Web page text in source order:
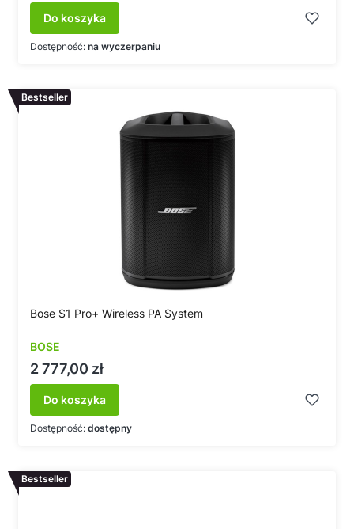
Do koszyka
Dostępność: na wyczerpaniu
Bestseller
Bose S1 Pro+ Wireless PA System
BOSE
Cena
2 777,00 zł
Do koszyka
Dostępność: dostępny
Bestseller